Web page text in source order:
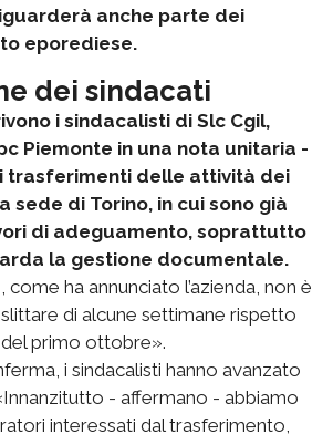
anche parte dei
eporediese.
dei sindacati
i sindacalisti di Slc Cgil,
Piemonte in una nota unitaria -
trasferimenti delle attività dei
sede di Torino, in cui sono già
di adeguamento, soprattutto
la gestione documentale.
ha annunciato l’azienda, non è
di alcune settimane rispetto
primo ottobre».
i sindacalisti hanno avanzato
- affermano - abbiamo
interessati dal trasferimento,